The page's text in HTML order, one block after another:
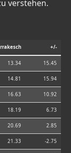
verstehen.
+/-
13.34 15.45
14.81 15.94
16.63 10.92
18.19 6.73
20.69 2.85
21.33 -2.75